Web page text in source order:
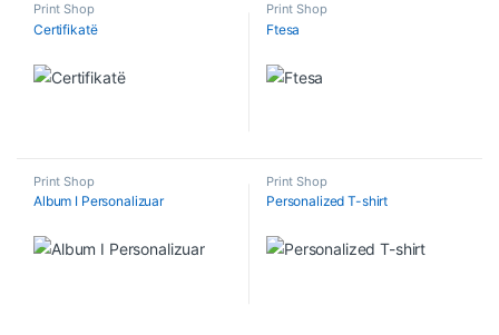
Print Shop
Certifikatë
Print Shop
Ftesa
Print Shop
Album I Personalizuar
Print Shop
Personalized T-shirt